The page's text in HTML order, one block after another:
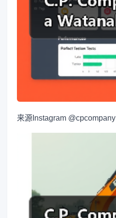
来源 Instagram @cpcompany